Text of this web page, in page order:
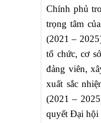
Chính phủ
trọng tâm
(2021 –
tổ chức, cơ
đảng viên,
xuất sắc
(2021 –
quyết Đại hội